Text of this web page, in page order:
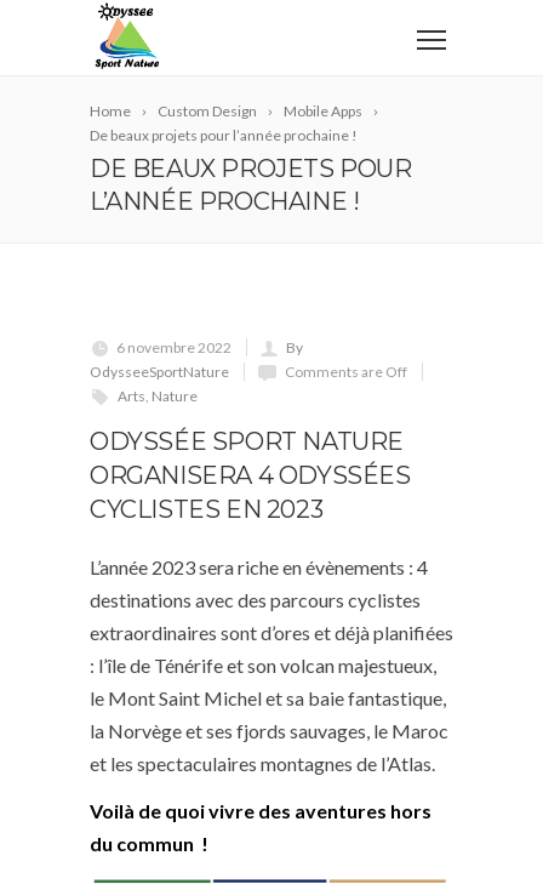
Home Custom Design
Mobile Apps
De beaux projets pour l’année prochaine !
DE BEAUX PROJETS POUR
L’ANNÉE PROCHAINE !
6 novembre 2022
By
OdysseeSportNature
Comments are Off
Arts, Nature
ODYSSÉE SPORT NATURE
ORGANISERA 4 ODYSSÉES
CYCLISTES EN 2023
L’année 2023 sera riche en évènements : 4
destinations avec des parcours cyclistes
extraordinaires sont d’ores et déjà planifiées
: l’île de Ténérife et son volcan majestueux,
le Mont Saint Michel et sa baie fantastique,
la Norvège et ses fjords sauvages, le Maroc
et les spectaculaires montagnes de l’Atlas.
Voilà de quoi vivre des aventures hors
du commun !